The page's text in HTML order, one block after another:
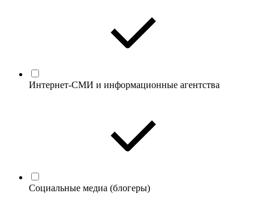
Интернет-СМИ и информационные агентства
Социальные медиа (блогеры)